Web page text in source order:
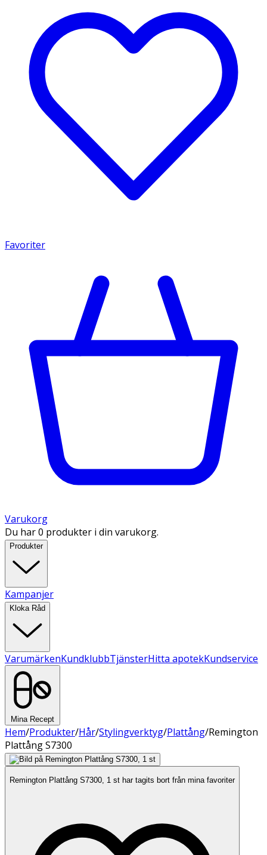
Favoriter
Varukorg
Du har 0 produkter i din varukorg.
Produkter
Kampanjer
Kloka Råd
VarumärkenKundklubbTjänsterHitta apotekKundservice
Mina Recept
Hem/Produkter/Hår/Stylingverktyg/Plattång/Remington
Plattång S7300
Remington Plattång S7300, 1 st har tagits bort från mina favoriter